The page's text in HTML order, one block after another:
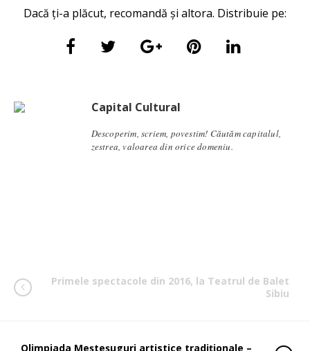
Dacă ți-a plăcut, recomandă și altora. Distribuie pe:
Capital Cultural
Descoperim, scriem, povestim! Căutăm capitalul,
zestrea, valoarea din orice domeniu.
Primele spectacole din 2016, la Teatrul de Balet
Sibiu
Olimpiada Meşteşuguri artistice tradiţionale –